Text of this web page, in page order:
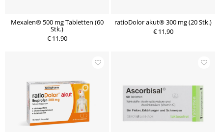
Mexalen® 500 mg Tabletten (60
Stk.)
€ 11,90
ratioDolor akut® 300 mg (20 Stk.)
€ 11,90